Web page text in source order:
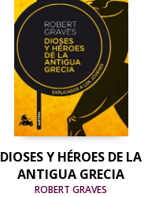
DIOSES Y HÉROES DE LA
ANTIGUA GRECIA
ROBERT GRAVES